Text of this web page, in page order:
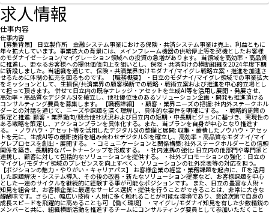
求人情報
仕事内容
仕事内容
【募集背景】 日立製作所 金融システム事業における保険・共済システム事業は売上、利益ともに
年々拡大しています。事業拡大の背景には、メインフレーム機器の供給停止等を契機としたお客様
のモダナイゼーション/マイグレーション領域への投資の急増があります。 当領域を高効率・高品質
に推進し、更なるお客様への提供価値向上を狙いとし、保険・共済向けの横断組織を2024年度下期
に新設しました。当組織を通じて、保険・共済業界向けモダナイ/マイグレ戦略立案・推進を加速さ
せるために体制の拡充を図るものです。 【職務概要】 ・日立のモダナイ/マイグレ領域での事業拡大
をミッションとして、生損保/共済業界の顧客横断での戦略・戦術立案および推進を中心的立場とし
て担って頂きます。 併せて日立内の既存ナレッジ・アセットを生成AI等を活用し展開・発展させ、
高効率・高品質なデジタルSIを確立し、他社優位性のあるソリューション企画・開発も推進頂ける
コンサルティング要員を募集します。 【職務詳細】 ・顧客・業界ニーズの把握: 社内外ステークホル
ダーとの対話を通じて、ニーズや課題を深く理解し、具体的な要件を明確にする。 ・戦略的施策の
策定と推進: 顧客・業界動向/競合他社状況および日立内の短期・中長期ビジョンに基づき、実現性の
ある戦略を策定し、アクションプランを具体化する。また、当プランを自身が中心となり推進す
る。 ・ノウハウ・アセット等を活用したデジタルSIの整備と展開: 収集・蓄積したノウハウ・アセッ
トを元に、生成AI等の最新技術を組み合わせデジタルSIを確立し、高効率・高品質なモダナイ/マイ
グレプロセスを創出・展開する。 ・コミュニケーションと関係構築: 社外ステークホルダーとの信頼
関係を築き、長期的なパートナーシップを形成する。 ・社内連携の強化: 日立内の他部門や専門家と
連携し、顧客に対して包括的なソリューションを提供する。 ・社外プロモーションの強化：日立の
マイグレ/モダナイ領域のプレゼンスを向上すべく、ソリューションの社外発表等の対応を担う。
【ポジションの魅力・やりがい・キャリアパス】 お客様企業の経営・業務課題を起点に、ITを活用
した課題解決・システム導入、その後の改善・新たなソリューション提案など、お客様課題を中心
とした一連のサイクルを継続的に経験する事が可能なポジションです。 また、日立の豊富な人財・
知見を組合せ、お客様企業に最適なサービス選択・提供を行うことができることは、非常に大きな
醍醐味です。さらに、幅広い技術・人財に多く触れることが可能な環境であり、意欲次第で自身の
成長スピードを飛躍的に高めることも可 【働く環境】 ・マイグレ/モダナイ知見を有した少数精鋭の
メンバーと共に、組織横断活動を推進するチームにコンサルティング要員として参加いただくこと